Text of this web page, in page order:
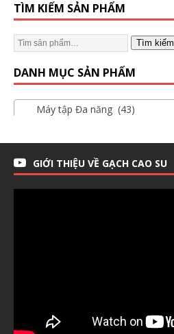
TÌM KIẾM SẢN PHẨM
Tìm kiếm
DANH MỤC SẢN PHẨM
Máy tập Đa năng (43)
GIỚI THIỆU VỀ GẠCH CAO SU